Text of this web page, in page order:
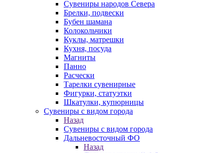
Сувениры народов Севера
Брелки, подвески
Бубен шамана
Колокольчики
Куклы, матрешки
Кухня, посуда
Магниты
Панно
Расчески
Тарелки сувенирные
Фигурки, статуэтки
Шкатулки, купюрницы
Сувениры с видом города
Назад
Сувениры с видом города
Дальневосточный ФО
Назад